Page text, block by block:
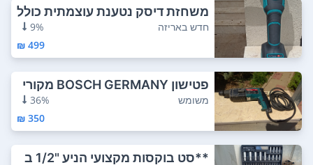
משחזת דיסק נטענת עוצמתית כולל
שתי סוללות...
חדש באריזה
9%
499 ₪
פטישון BOSCH GERMANY מקורי
דגם UBH 20/S ...
משומש
36%
350 ₪
**סט בוקסות מקצועי הניע "1/2 ב